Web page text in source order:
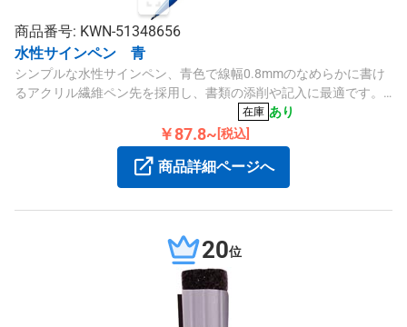
商品番号: KWN-51348656
水性サインペン 青
シンプルな水性サインペン、青色で線幅0.8mmのなめらかに書け
るアクリル繊維ペン先を採用し、書類の添削や記入に最適です。
再生プラスチック素材を使用しています。
在庫 あり
￥87.8~ [税込]
商品詳細ページへ
20位